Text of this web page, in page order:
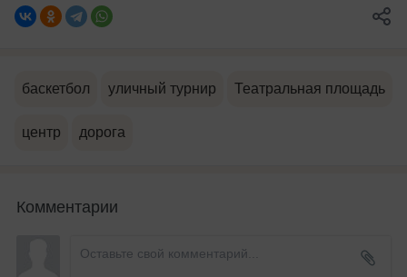
баскетбол уличный турнир Театральная площадь
центр дорога
Комментарии